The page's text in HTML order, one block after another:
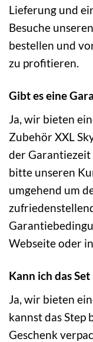
Lieferung und
Besuche
bestellen und
zu profitieren.
Gibt es eine
Ja, wir bieten
Zubehör XXL
der
bitte unseren
umgehend um
Webseite oder
Kann ich das
Ja, wir bieten
kannst das Step
Geschenk